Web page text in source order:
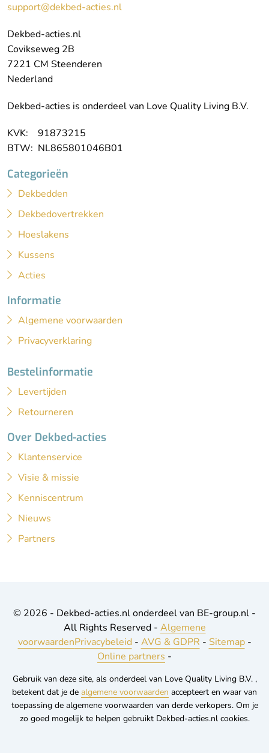
support@dekbed-acties.nl
Dekbed-acties.nl
Covikseweg 2B
7221 CM Steenderen
Nederland
Dekbed-acties is onderdeel van Love Quality Living B.V.
KVK: 91873215
BTW: NL865801046B01
Categorieën
Dekbedden
Dekbedovertrekken
Hoeslakens
Kussens
Acties
Informatie
Algemene voorwaarden
Privacyverklaring
Bestelinformatie
Levertijden
Retourneren
Over Dekbed-acties
Klantenservice
Visie & missie
Kenniscentrum
Nieuws
Partners
© 2026 - Dekbed-acties.nl onderdeel van BE-group.nl -
All Rights Reserved - Algemene
voorwaardenPrivacybeleid- AVG & GDPR - Sitemap-
Online partners -
Gebruik van deze site, als onderdeel van Love Quality Living B.V. ,
betekent dat je de algemene voorwaarden accepteert en waar van
toepassing de algemene voorwaarden van derde verkopers. Om je
zo goed mogelijk te helpen gebruikt Dekbed-acties.nl cookies.